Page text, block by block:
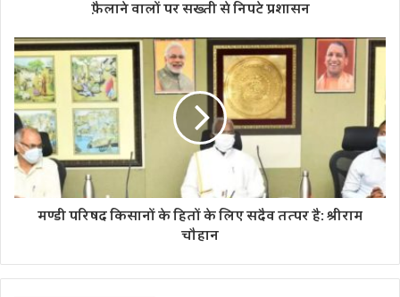
था। हालांकि, इसके बाद टीएमसी समर्थकों ने उनकी खूब पिटाई की थी।
पुलिस ने उन्हें गिरफ्तार कर लिया था, लेकिन अभिषेक बनर्जी के दखल
पर उन्हें रिहा कर दिया गया था।
Tags देबाशीष आचार्य ममता बनर्जी मुख्यमंत्री ममता बनर्जी
फ़ैलाने वालों पर सख्ती से निपटे प्रशासन
मण्डी परिषद किसानों के हितों के लिए सदैव तत्पर है: श्रीराम
चौहान